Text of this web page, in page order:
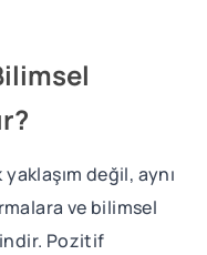
değil, aynı
ve bilimsel
Pozitif